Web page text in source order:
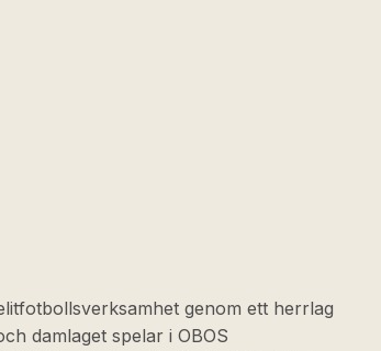
genom ett herrlag
damlaget spelar i OBOS